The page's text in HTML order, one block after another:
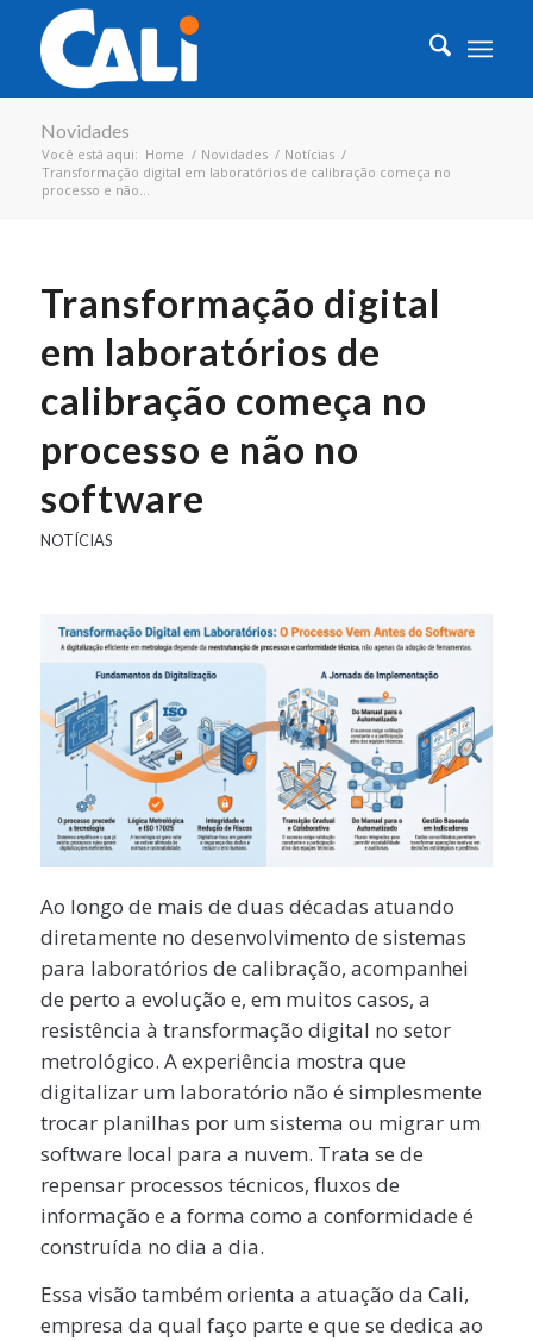
Novidades
Você está aqui: Home / Novidades / Notícias /
Transformação digital em laboratórios de calibração começa no
processo e não...
Transformação digital
em laboratórios de
calibração começa no
processo e não no
software
NOTÍCIAS
Ao longo de mais de duas décadas atuando
diretamente no desenvolvimento de sistemas
para laboratórios de calibração, acompanhei
de perto a evolução e, em muitos casos, a
resistência à transformação digital no setor
metrológico. A experiência mostra que
digitalizar um laboratório não é simplesmente
trocar planilhas por um sistema ou migrar um
software local para a nuvem. Trata se de
repensar processos técnicos, fluxos de
informação e a forma como a conformidade é
construída no dia a dia.
Essa visão também orienta a atuação da Cali,
empresa da qual faço parte e que se dedica ao